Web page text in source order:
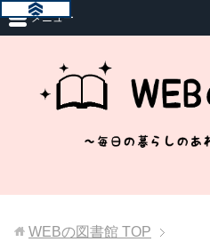
メニュー
WEBの図書館 TOP